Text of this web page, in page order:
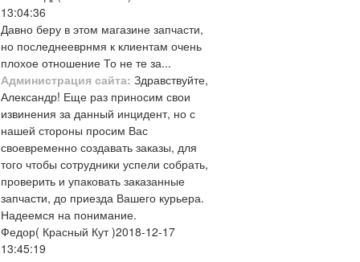
13:04:36
Давно беру в этом магазине запчасти,
но последнееврнмя к клиентам очень
плохое отношение То не те за...
Администрация сайта: Здравствуйте,
Александр! Еще раз приносим свои
извинения за данный инцидент, но с
нашей стороны просим Вас
своевременно создавать заказы, для
того чтобы сотрудники успели собрать,
проверить и упаковать заказанные
запчасти, до приезда Вашего курьера.
Надеемся на понимание.
Федор( Красный Кут )2018-12-17
13:45:19